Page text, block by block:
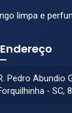
limpa e
Endereço
Pedro Abundio
- SC,